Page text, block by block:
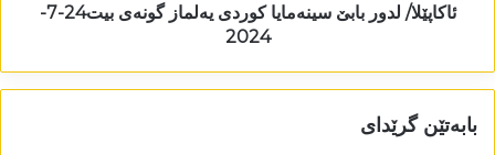
ئاکاپێلا/ لدور بابێ سینەمایا کوردی یەلماز گونەی بیت24-7-
2024
بابەتێن گرێدای